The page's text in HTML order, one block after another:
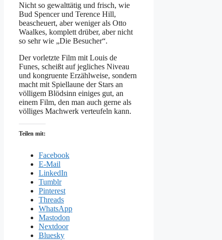
Nicht so gewalttätig und frisch, wie
Bud Spencer und Terence Hill,
beascheuert, aber weniger als Otto
Waalkes, komplett drüber, aber nicht
so sehr wie „Die Besucher“.
Der vorletzte Film mit Louis de
Funes, scheißt auf jegliches Niveau
und kongruente Erzählweise, sondern
macht mit Spiellaune der Stars an
völligem Blödsinn einiges gut, an
einem Film, den man auch gerne als
völliges Machwerk verteufeln kann.
Teilen mit:
Facebook
E-Mail
LinkedIn
Tumblr
Pinterest
Threads
WhatsApp
Mastodon
Nextdoor
Bluesky